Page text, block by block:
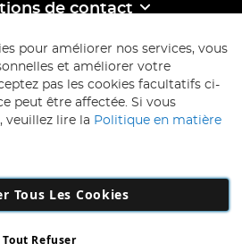
de contact
& ECONOMISEZ
Inscription
pour améliorer nos services, vous
et améliorer votre
pas les cookies facultatifs ci-
peut être affectée. Si vous
veuillez lire la Politique en matière
Tous Les Cookies
Tout Refuser